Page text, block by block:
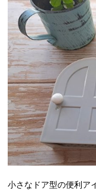
小さなドア型の便利ア